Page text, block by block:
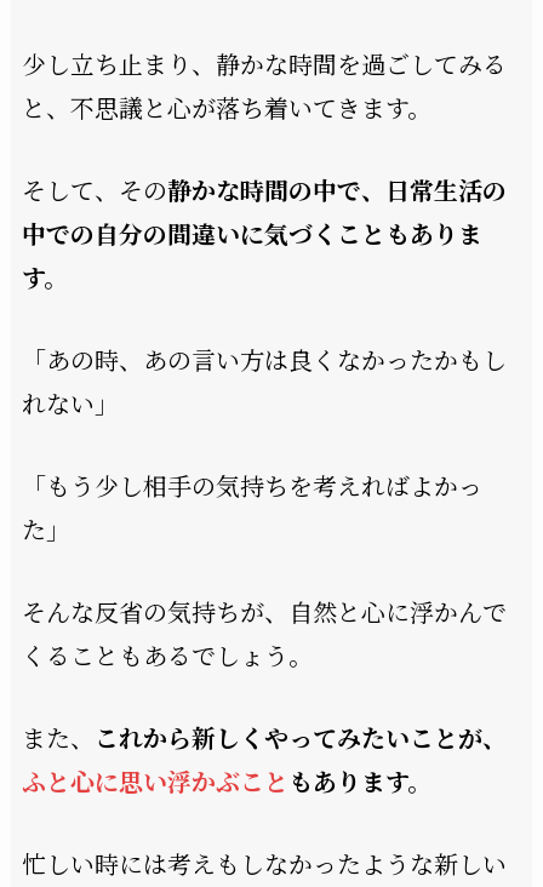
少し立ち止まり、静かな時間を過ごしてみる
と、不思議と心が落ち着いてきます。
そして、その静かな時間の中で、日常生活の
中での自分の間違いに気づくこともありま
す。
「あの時、あの言い方は良くなかったかもし
れない」
「もう少し相手の気持ちを考えればよかっ
た」
そんな反省の気持ちが、自然と心に浮かんで
くることもあるでしょう。
また、 これから新しくやってみたいことが、
ふと心に思い浮かぶこと もあります。
忙しい時には考えもしなかったような新しい